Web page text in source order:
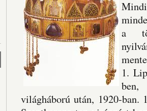
a
1.
világháború után, 1920-ban.